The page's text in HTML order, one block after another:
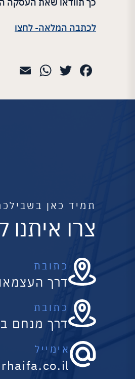
כך תוודאו שאת העסקה
לכתבה המלאה- לחצו
Facebook
Twitter
תמיד כאן
צרו
כתובת
דרך העצמאות 84, חיפה
כתובת
דרך מנחם בגין 7,
אימייל